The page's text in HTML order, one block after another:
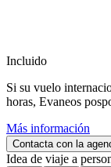
Incluido
Si su vuelo
horas, Evaneos
Más información
Contacta con la
Idea de viaje a